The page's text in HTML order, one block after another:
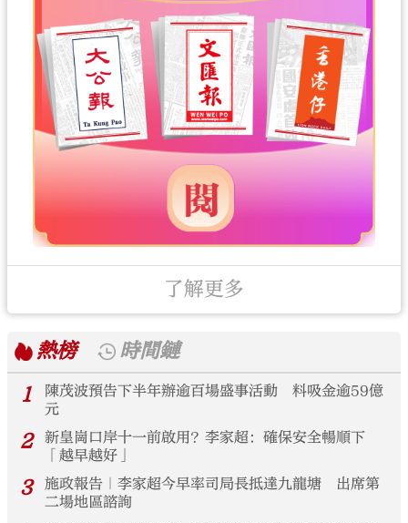
了解更多
熱榜
時間鏈
1
陳茂波預告下半年辦逾百場盛事活動 料吸金逾59億
元
2
新皇崗口岸十一前啟用？李家超：確保安全暢順下
「越早越好」
3
施政報告｜李家超今早率司局長抵達九龍塘 出席第
二場地區諮詢